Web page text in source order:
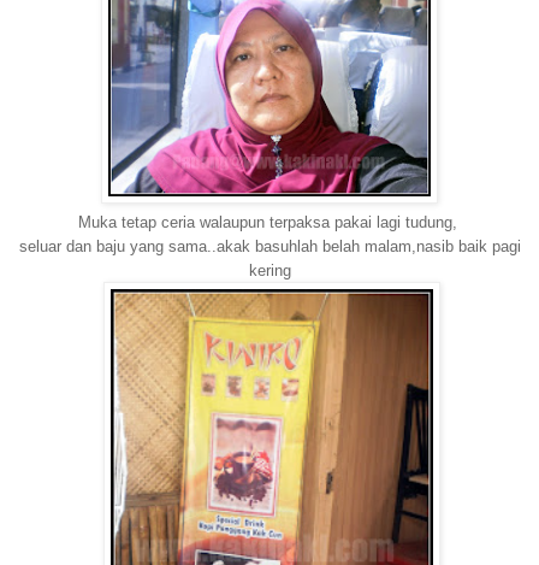
Muka tetap ceria walaupun terpaksa pakai lagi tudung,
seluar dan baju yang sama..akak basuhlah belah malam,nasib baik pagi
kering